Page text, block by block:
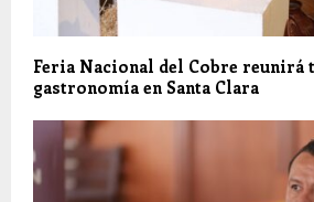
Feria Nacional del Cobre reunirá
gastronomía en Santa Clara